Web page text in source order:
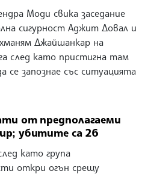
Моди свика заседание
сигурност Аджит Довал и
Джайшанкар на
след като пристигна там
се запознае със ситуацията
от предполагаеми
убитите са 26
като група
откри огън срещу